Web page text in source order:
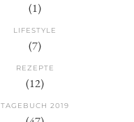
(1)
LIFESTYLE
(7)
REZEPTE
(12)
TAGEBUCH 2019